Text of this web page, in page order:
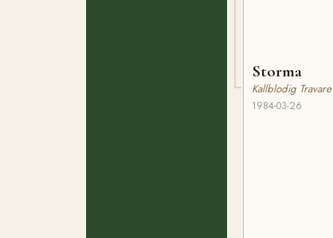
Storma
Kallblodig Travare
1984-03-26